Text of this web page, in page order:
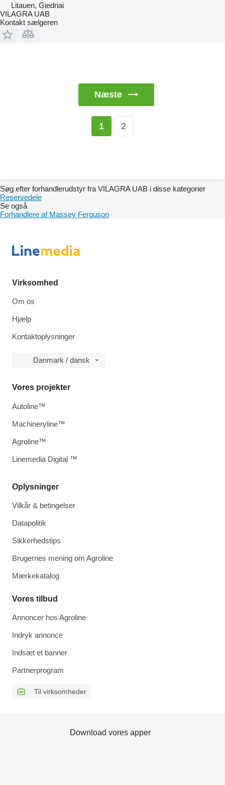
Litauen, Giedriai
VILAGRA UAB
Kontakt sælgeren
Næste
1 2
Søg efter forhandlerudstyr fra VILAGRA UAB i disse kategorier
Reservedele
Se også
Forhandlere af Massey Ferguson
Virksomhed
Om os
Hjælp
Kontaktoplysninger
Danmark / dansk
Oplysninger
Vilkår & betingelser
Datapolitik
Sikkerhedstips
Brugernes mening om Agroline
Mærkekatalog
Vores tilbud
Annoncer hos Agroline
Indryk annonce
Indsæt et banner
Partnerprogram
Til virksomheder
Vores projekter
Autoline™
Machineryline™
Agroline™
Linemedia Digital ™
Download vores apper